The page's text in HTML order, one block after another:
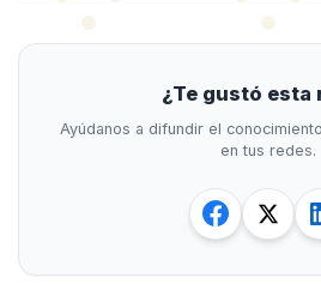
¿Te gustó esta
Ayúdanos a difundir el
en tus redes.